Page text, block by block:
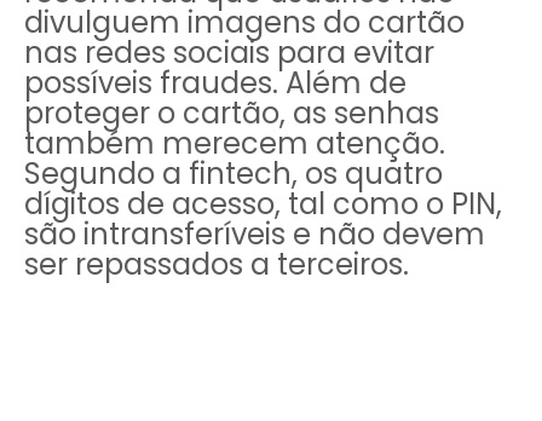
divulguem imagens do cartão
nas redes sociais para evitar
possíveis fraudes. Além de
proteger o cartão, as senhas
também merecem atenção.
Segundo a fintech, os quatro
dígitos de acesso, tal como o PIN,
são intransferíveis e não devem
ser repassados a terceiros.